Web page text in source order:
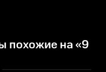
похожие на «9